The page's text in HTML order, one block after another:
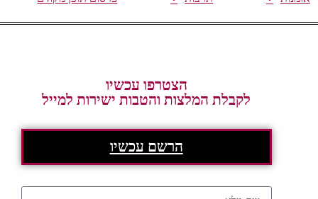
הצטרפו עכשיו
לקבלת המלצות והטבות ישירות למייל
הרשם עכשיו